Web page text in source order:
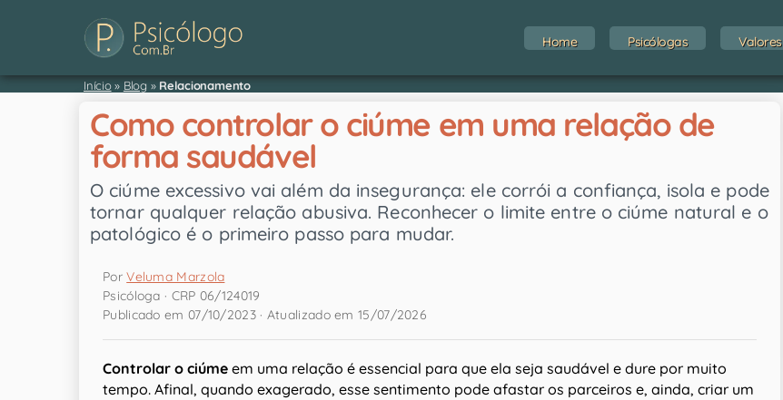
Home Psicólogas Valores
Início» Blog» Relacionamento
Como controlar o ciúme em uma relação de
forma saudável
O ciúme excessivo vai além da insegurança: ele corrói a confiança, isola e pode
tornar qualquer relação abusiva. Reconhecer o limite entre o ciúme natural e o
patológico é o primeiro passo para mudar.
PorVeluma Marzola
Psicóloga · CRP 06/124019
Publicado em 07/10/2023 · Atualizado em 15/07/2026
Controlar o ciúme em uma relação é essencial para que ela seja saudável e dure por muito
tempo. Afinal, quando exagerado, esse sentimento pode afastar os parceiros e, ainda, criar um